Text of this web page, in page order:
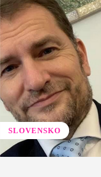
SLOVENSKO